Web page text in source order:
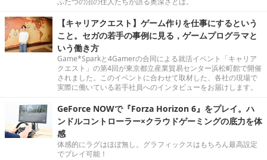
【キャリアクエスト】ゲーム作りを仕事にするという
こと。セガの若手の事例に見る，ゲームプログラマと
いう働き方
Game*Sparkと4Gamerの合同による就活イベント「キャリア
クエスト」の第4回が東京都立産業貿易センター浜松町館で開催
されました。このイベントに合わせて取材した、各社の現場で
実際に働いている若手社員へのインタビューをお届けします。
GeForce NOWで『Forza Horizon 6』をプレイ。ハ
ンドルコントローラー×クラウドゲーミングの底力を体
感
体感的にラグはほぼ無し。グラフィックスはもちろん最高設定
でプレイ可能！